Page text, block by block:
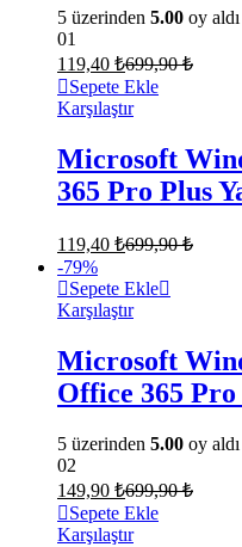
5 üzerinden 5.00 oy aldı
01
119,40 ₺699,90₺
Sepete Ekle
Karşılaştır
Microsoft
365 Pro Plus
119,40 ₺699,90₺
-79%
Sepete Ekle
Karşılaştır
Microsoft
Office 365 Pro
5 üzerinden 5.00 oy aldı
02
149,90 ₺699,90₺
Sepete Ekle
Karşılaştır